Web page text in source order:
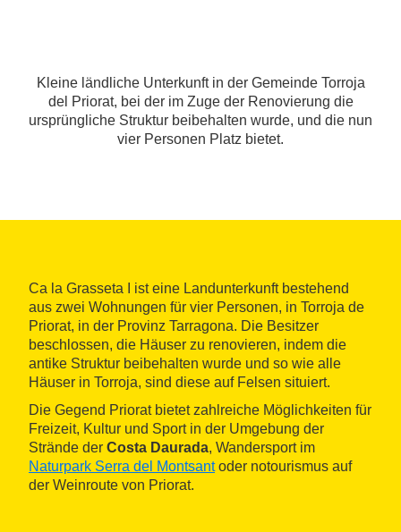
Kleine ländliche Unterkunft in der Gemeinde Torroja
del Priorat, bei der im Zuge der Renovierung die
ursprüngliche Struktur beibehalten wurde, und die nun
vier Personen Platz bietet.
Ca la Grasseta I ist eine Landunterkunft bestehend
aus zwei Wohnungen für vier Personen, in Torroja de
Priorat, in der Provinz Tarragona. Die Besitzer
beschlossen, die Häuser zu renovieren, indem die
antike Struktur beibehalten wurde und so wie alle
Häuser in Torroja, sind diese auf Felsen situiert.
Die Gegend Priorat bietet zahlreiche Möglichkeiten für
Freizeit, Kultur und Sport in der Umgebung der
Strände der Costa Daurada, Wandersport im
Naturpark Serra del Montsantoder notourismus auf
der Weinroute von Priorat.